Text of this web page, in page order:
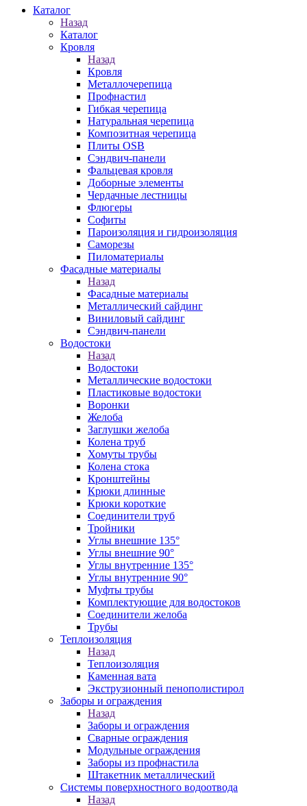
Каталог
Назад
Каталог
Кровля
Назад
Кровля
Металлочерепица
Профнастил
Гибкая черепица
Натуральная черепица
Композитная черепица
Плиты OSB
Сэндвич-панели
Фальцевая кровля
Доборные элементы
Чердачные лестницы
Флюгеры
Софиты
Пароизоляция и гидроизоляция
Саморезы
Пиломатериалы
Фасадные материалы
Назад
Фасадные материалы
Металлический сайдинг
Виниловый сайдинг
Сэндвич-панели
Водостоки
Назад
Водостоки
Металлические водостоки
Пластиковые водостоки
Воронки
Желоба
Заглушки желоба
Колена труб
Хомуты трубы
Колена стока
Кронштейны
Крюки длинные
Крюки короткие
Соединители труб
Тройники
Углы внешние 135°
Углы внешние 90°
Углы внутренние 135°
Углы внутренние 90°
Муфты трубы
Комплектующие для водостоков
Соединители желоба
Трубы
Теплоизоляция
Назад
Теплоизоляция
Каменная вата
Экструзионный пенополистирол
Заборы и ограждения
Назад
Заборы и ограждения
Сварные ограждения
Модульные ограждения
Заборы из профнастила
Штакетник металлический
Системы поверхностного водоотвода
Назад